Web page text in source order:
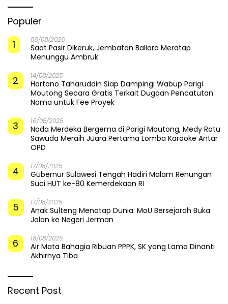
Populer
1
06/08/2026
Saat Pasir Dikeruk, Jembatan Baliara Meratap
Menunggu Ambruk
2 14/08/2025
Hartono Taharuddin Siap Dampingi Wabup Parigi
Moutong Secara Gratis Terkait Dugaan Pencatutan
Nama untuk Fee Proyek
3 16/08/2025
Nada Merdeka Bergema di Parigi Moutong, Medy Ratu
Sawuda Meraih Juara Pertama Lomba Karaoke Antar
OPD
4 17/08/2025
Gubernur Sulawesi Tengah Hadiri Malam Renungan
Suci HUT ke-80 Kemerdekaan RI
5 17/08/2025
Anak Sulteng Menatap Dunia: MoU Bersejarah Buka
Jalan ke Negeri Jerman
6 18/08/2025
Air Mata Bahagia Ribuan PPPK, SK yang Lama Dinanti
Akhirnya Tiba
Recent Post